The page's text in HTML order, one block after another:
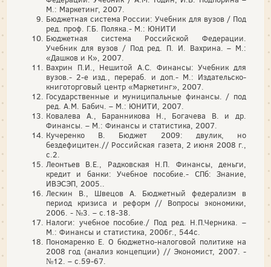
М.: Маркетинг, 2007.
Бюджетная система России: Учебник для вузов / Под
ред. проф. Г.Б. Поляка.- М.: ЮНИТИ
Бюджетная система Российской Федерации.
Учебник для вузов / Под ред. П. И. Вахрина. – М.:
«Дашков и К», 2007.
Вахрин П.И., Нешитой А.С. Финансы: Учебник для
вузов.- 2-е изд., перераб. и доп.- М.: Издательско-
книготорговый центр «Маркетинг», 2007.
Государственные и муниципальные финансы. / под
ред. А.М. Бабич. – М.: ЮНИТИ, 2007.
Ковалева А., Баранникова Н., Богачева В. и др.
Финансы. – М.: Финансы и статистика, 2007.
Кучеренко В. Бюджет 2009: двулик, но
бездефицитен.// Российская газета, 2 июня 2008 г.,
с.2.
Леонтьев В.Е., Радковская Н.П. Финансы, деньги,
кредит и банки: Учебное пособие.- СПб: Знание,
ИВЭСЭП, 2005..
Лескин В., Швецов А. Бюджетный федерализм в
период кризиса и реформ // Вопросы экономики,
2006. - №3. – с.18-38.
Налоги: учебное пособие./ Под ред. Н.П.Черника. –
М.: Финансы и статистика, 2006г., 544с.
Пономаренко Е. О бюджетно-налоговой политике на
2008 год (анализ концепции) // Экономист, 2007. -
№12. – с.59-67.